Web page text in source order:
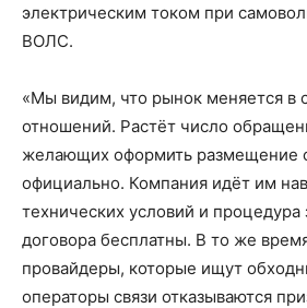
электрическим током при
ВОЛС.
«Мы видим, что рынок меняется в
отношений. Растёт число
желающих оформить размещение
официально. Компания идёт им
технических условий и процедура
договора бесплатны. В то же
провайдеры, которые ищут
операторы связи отказываются